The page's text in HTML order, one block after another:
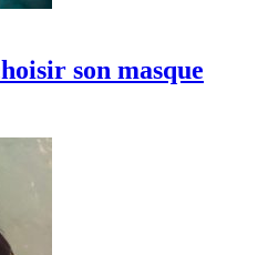
son masque